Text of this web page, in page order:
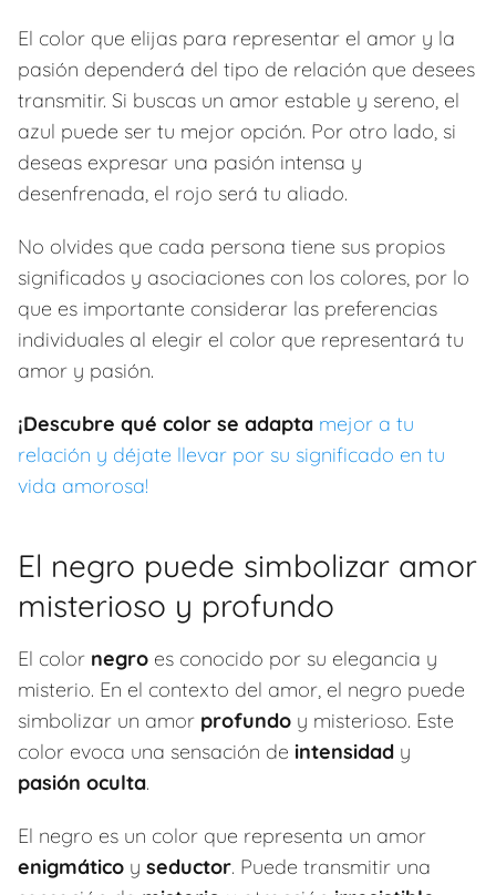
El color que elijas para representar el amor y la
pasión dependerá del tipo de relación que desees
transmitir. Si buscas un amor estable y sereno, el
azul puede ser tu mejor opción. Por otro lado, si
deseas expresar una pasión intensa y
desenfrenada, el rojo será tu aliado.
No olvides que cada persona tiene sus propios
significados y asociaciones con los colores, por lo
que es importante considerar las preferencias
individuales al elegir el color que representará tu
amor y pasión.
¡Descubre qué color se adapta mejor a tu
relación y déjate llevar por su significado en tu
vida amorosa!
El negro puede simbolizar amor
misterioso y profundo
El color negro es conocido por su elegancia y
misterio. En el contexto del amor, el negro puede
simbolizar un amor profundo y misterioso. Este
color evoca una sensación de intensidad y
pasión oculta.
El negro es un color que representa un amor
enigmático y seductor. Puede transmitir una